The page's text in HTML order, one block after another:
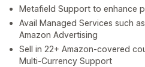
Metafield Support to enhance
Avail Managed Services such
Amazon Advertising
Sell in 22+ Amazon-covered
Multi-Currency Support